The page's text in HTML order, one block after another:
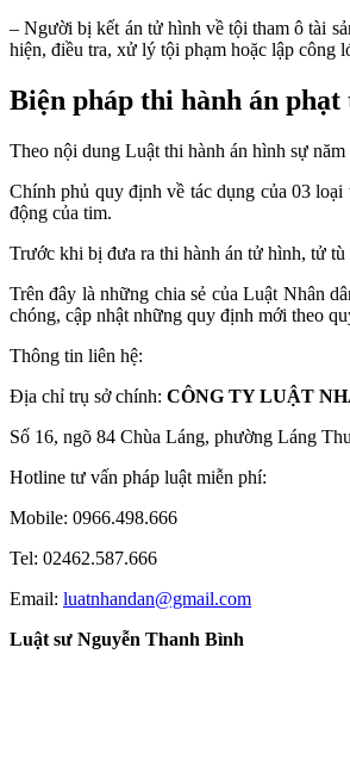
– Người bị kết án tử hình về tội tham ô tài
hiện, điều tra, xử lý tội phạm hoặc lập công
Biện pháp thi hành án
Theo nội dung Luật thi hành án hình sự
Chính phủ quy định về tác dụng của 03
động của tim.
Trước khi bị đưa ra thi hành án tử hình, tử
Trên đây là những chia sẻ của Luật Nhân
chóng, cập nhật những quy định mới theo
Thông tin liên hệ:
Địa chỉ trụ sở chính: CÔNG TY LUẬT
Số 16, ngõ 84 Chùa Láng, phường Láng
Hotline tư vấn pháp luật miễn phí:
Mobile: 0966.498.666
Tel: 02462.587.666
Email: luatnhandan@gmail.com
Luật sư Nguyễn Thanh Bình